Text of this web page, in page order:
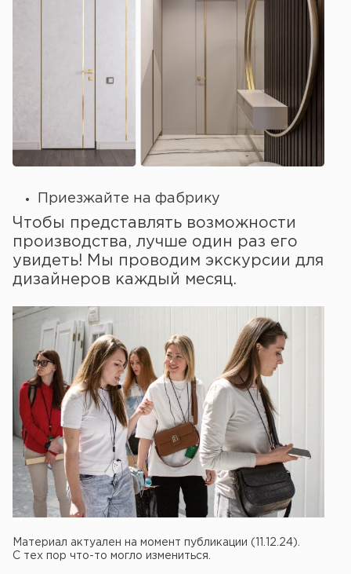
Приезжайте на фабрику
Чтобы представлять возможности
производства, лучше один раз его
увидеть! Мы проводим экскурсии для
дизайнеров каждый месяц.
Материал актуален на момент публикации (11.12.24).
С тех пор что-то могло измениться.